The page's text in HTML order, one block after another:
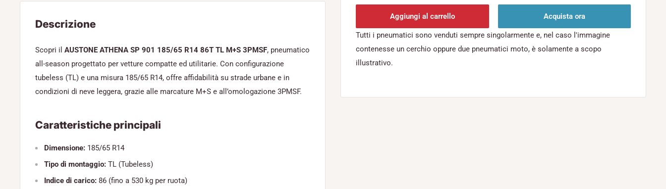
Aggiungi al carrello Acquista ora
Tutti i pneumatici sono venduti sempre singolarmente e, nel caso l'immagine
contenesse un cerchio oppure due pneumatici moto, è solamente a scopo
illustrativo.
Descrizione
Scopri il AUSTONE ATHENA SP 901 185/65 R14 86T TL M+S 3PMSF, pneumatico
all-season progettato per vetture compatte ed utilitarie. Con configurazione
tubeless (TL) e una misura 185/65 R14, offre affidabilità su strade urbane e in
condizioni di neve leggera, grazie alle marcature M+S e all’omologazione 3PMSF.
Caratteristiche principali
Dimensione: 185/65 R14
Tipo di montaggio: TL (Tubeless)
Indice di carico: 86 (fino a 530 kg per ruota)